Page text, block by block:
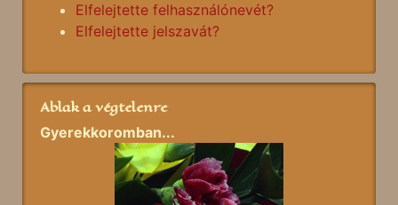
Elfelejtette felhasználónevét?
Elfelejtette jelszavát?
Ablak a végtelenre
Gyerekkoromban...